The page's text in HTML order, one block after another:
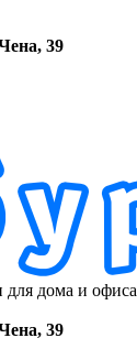
39
дома и офиса
39